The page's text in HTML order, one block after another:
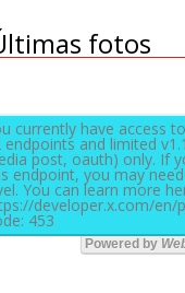
fotos
currently have access
endpoints and limited
post, oauth) only. If
endpoint, you may
You can learn more
developer.x.com/en/
453
Powered by